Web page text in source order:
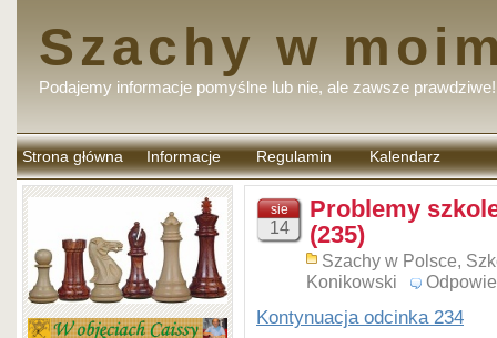
Szachy w
Podajemy informacje pomyślne lub nie, ale zawsze prawdziwe!
Strona główna Informacje Regulamin
komentarzy
Kalendarz
sie
14
Problemy
(235)
Szachy w Polsce,
Konikowski
Kontynuacja odcinka 234